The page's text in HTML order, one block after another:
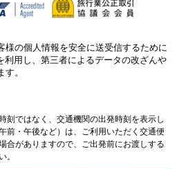
様の個人情報を安全に送受信するために
利用し、第三者によるデータの改ざんや
。
刻ではなく、交通機関の出発時刻を表示し
前・午後など）は、ご利用いただく交通便
合がありますので、ご出発前にお渡しする
。